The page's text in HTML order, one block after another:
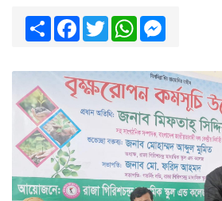
ShareFacebook
TwitterWhatsApp